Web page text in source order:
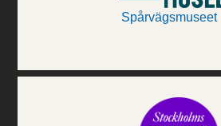
Spårvägsmuseet